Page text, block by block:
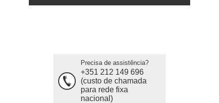
Precisa de assistência?
+351 212 149 696
(custo de chamada
para rede fixa
nacional)